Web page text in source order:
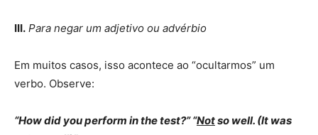
III. Para negar um adjetivo ou advérbio
Em muitos casos, isso acontece ao “ocultarmos” um
verbo. Observe:
“How did you perform in the test?” “Notso well. (It was